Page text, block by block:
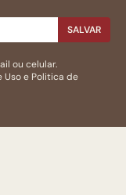
SALVAR
ou celular.
Usoe Politica de